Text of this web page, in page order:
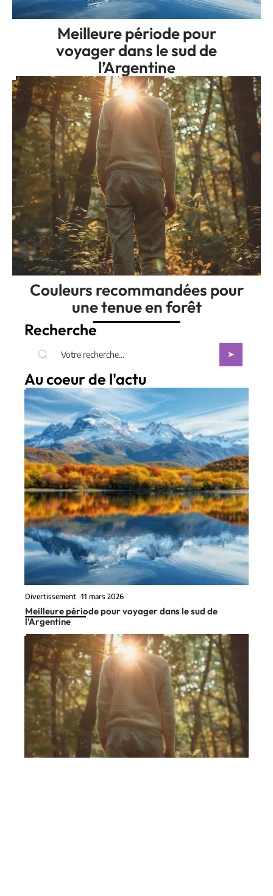
Meilleure période pour
voyager dans le sud de
l’Argentine
Couleurs recommandées pour
une tenue en forêt
Recherche
Au coeur de l'actu
Divertissement 11 mars 2026
Meilleure période pour voyager dans le sud de
l’Argentine